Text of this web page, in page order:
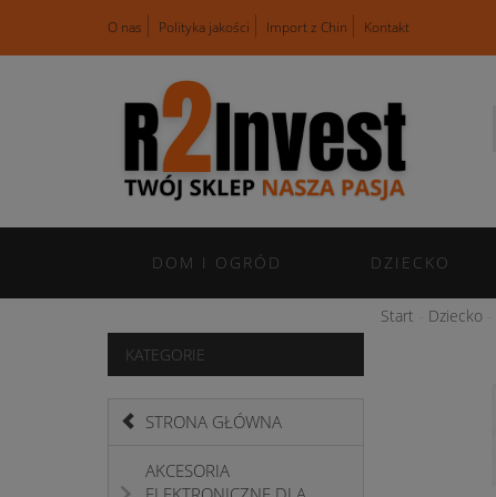
O nas Polityka jakości Import z Chin Kontakt
DOM I OGRÓD DZIECKO
Start Dziecko
KATEGORIE
STRONA GŁÓWNA
AKCESORIA